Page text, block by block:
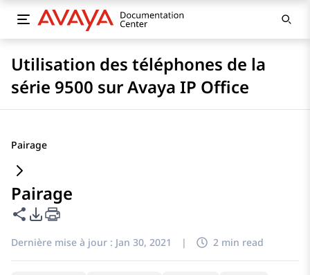
Utilisation des téléphones de la
série 9500 sur Avaya IP Office
Pairage
Pairage
Partager cette page
Options d'exportation PDF
Dernière mise à jour : Jan 30, 2021 | 2 min read